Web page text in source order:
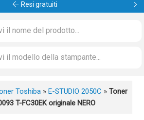
Resi gratuiti
Toshiba » E-STUDIO 2050C » Toner
T-FC30EK originale NERO